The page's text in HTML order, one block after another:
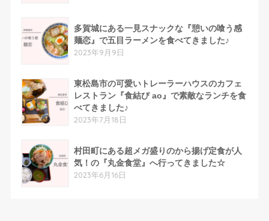
多賀城にある一見スナックな『憩いの喰う感
麺恋』で五目ラーメンを食べてきました♪
2023年9月9日
東松島市の可愛いトレーラーハウスのカフェ
レストラン『食結び ao』で素敵なランチを食
べてきました♪
2023年7月18日
村田町にある超メガ盛りのから揚げ定食が人
気！の『丸金食堂』へ行ってきました☆
2023年6月16日